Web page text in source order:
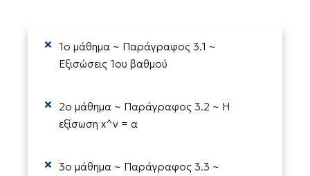
1ο μάθημα ~ Παράγραφος 3.1 ~
Εξισώσεις 1ου βαθμού
2ο μάθημα ~ Παράγραφος 3.2 ~ Η
εξίσωση x^ν = α
3ο μάθημα ~ Παράγραφος 3.3 ~